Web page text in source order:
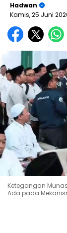
Hadwan
Kamis, 25 Juni
Ketegangan
Ada pada